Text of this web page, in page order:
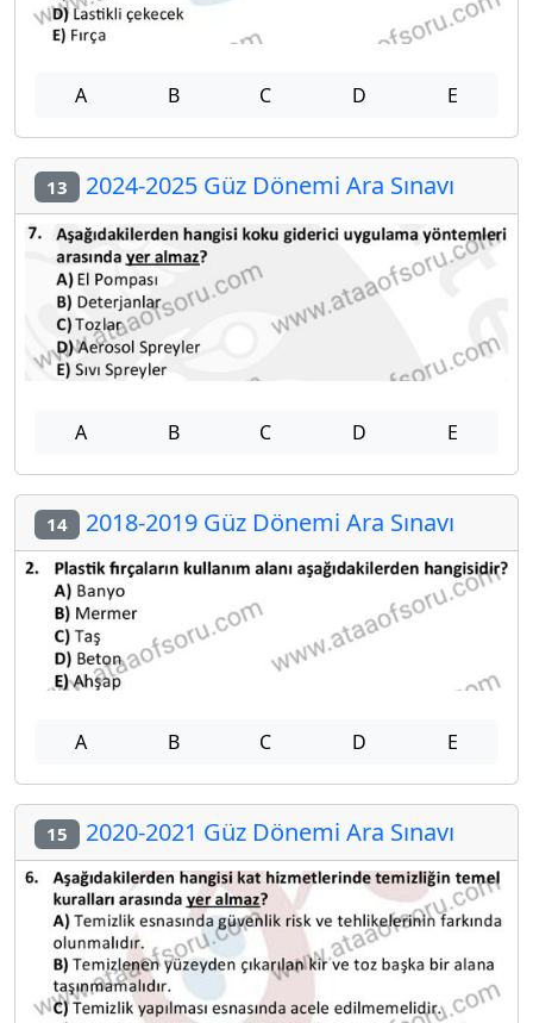
A B C D E
13 2024-2025 Güz Dönemi Ara Sınavı
A B C D E
14 2018-2019 Güz Dönemi Ara Sınavı
A B C D E
15 2020-2021 Güz Dönemi Ara Sınavı